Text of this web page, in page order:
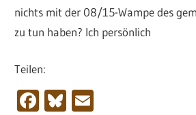
nichts mit der 08/15-Wampe des
zu tun haben? Ich persönlich
Teilen:
Facebook
Bluesky